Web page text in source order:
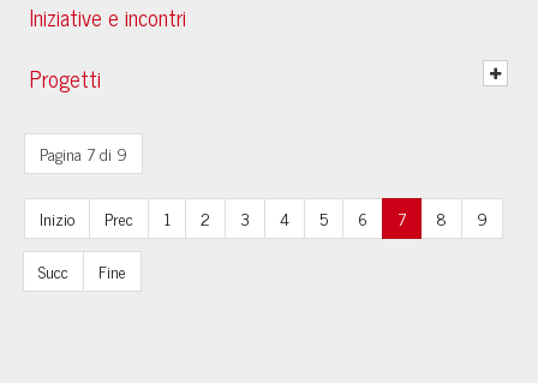
Iniziative e incontri
Progetti
Pagina 7 di 9
Inizio Prec 1 2 3 4 5 6 7 8
9
Succ
Fine